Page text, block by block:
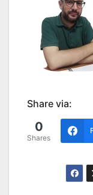
Share via:
0
Shares